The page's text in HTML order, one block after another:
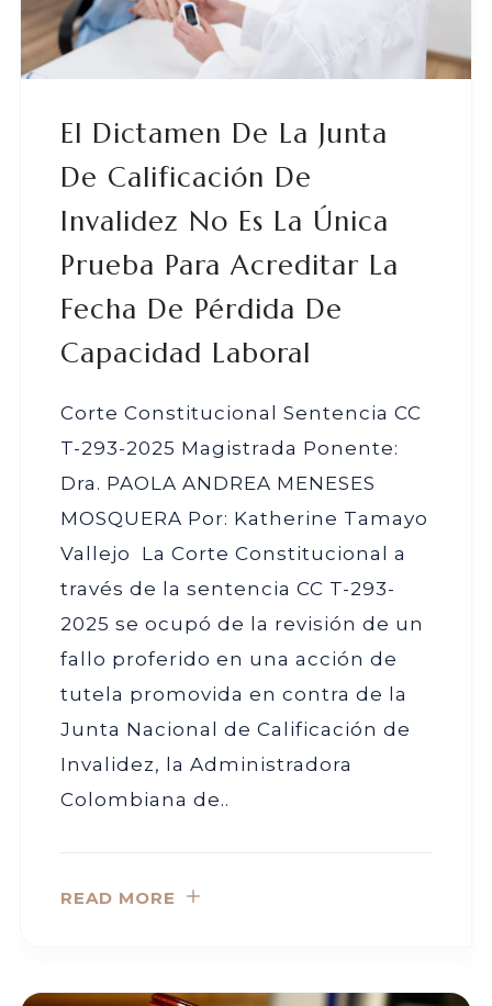
El Dictamen De La Junta
De Calificación De
Invalidez No Es La Única
Prueba Para Acreditar La
Fecha De Pérdida De
Capacidad Laboral
Corte Constitucional Sentencia CC
T-293-2025 Magistrada Ponente:
Dra. PAOLA ANDREA MENESES
MOSQUERA Por: Katherine Tamayo
Vallejo La Corte Constitucional a
través de la sentencia CC T-293-
2025 se ocupó de la revisión de un
fallo proferido en una acción de
tutela promovida en contra de la
Junta Nacional de Calificación de
Invalidez, la Administradora
Colombiana de..
READ MORE